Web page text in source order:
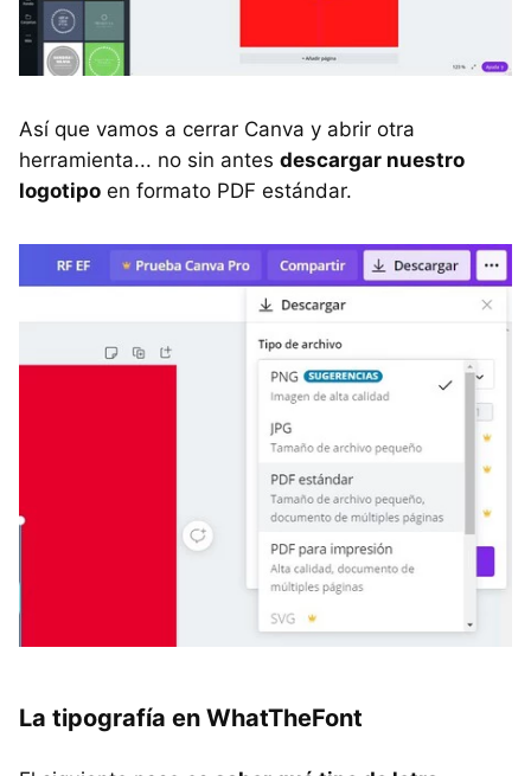
Así que vamos a cerrar Canva y abrir otra
herramienta... no sin antes descargar nuestro
logotipo en formato PDF estándar.
La tipografía en WhatTheFont